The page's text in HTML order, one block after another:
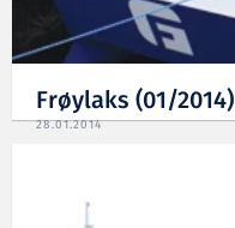
Frøylaks (01/2014)
28.01.2014